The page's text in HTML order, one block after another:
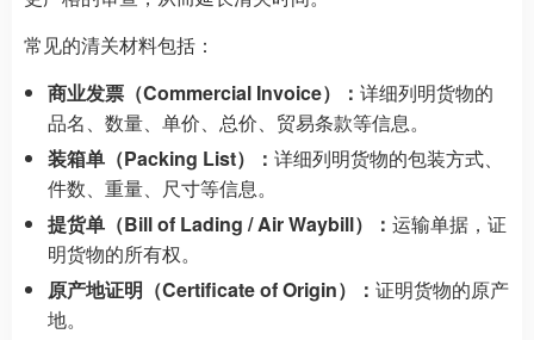
常见的清关材料包括：
商业发票（Commercial Invoice）： 详细列明货物的
品名、数量、单价、总价、贸易条款等信息。
装箱单（Packing List）： 详细列明货物的包装方式、
件数、重量、尺寸等信息。
提货单（Bill of Lading / Air Waybill）： 运输单据，证
明货物的所有权。
原产地证明（Certificate of Origin）： 证明货物的原产
地。